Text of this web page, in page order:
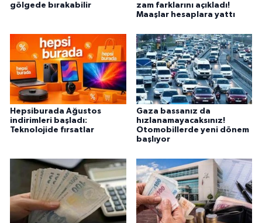
gölgede bırakabilir
zam farklarını açıkladı!
Maaşlar hesaplara yattı
Hepsiburada Ağustos
indirimleri başladı:
Teknolojide fırsatlar
Gaza bassanız da
hızlanamayacaksınız!
Otomobillerde yeni dönem
başlıyor